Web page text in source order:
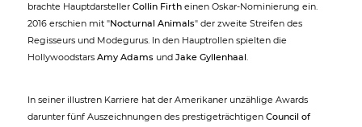
brachte Hauptdarsteller Collin Firth einen Oskar-Nominierung ein.
2016 erschien mit "Nocturnal Animals" der zweite Streifen des
Regisseurs und Modegurus. In den Hauptrollen spielten die
Hollywoodstars Amy Adams und Jake Gyllenhaal.
In seiner illustren Karriere hat der Amerikaner unzählige Awards
darunter fünf Auszeichnungen des prestigeträchtigen Council of